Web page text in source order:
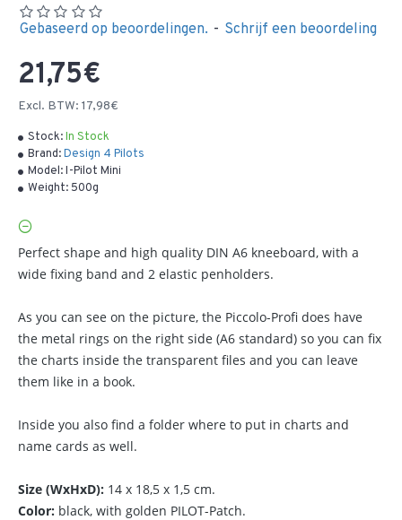
Stock:In Stock
Brand:Design 4 Pilots
Model:I-Pilot Mini
Weight: 500g
Gebaseerd op beoordelingen. - Schrijf een beoordeling
21,75€
Excl. BTW: 17,98€
Perfect shape and high quality DIN A6 kneeboard, with a
wide fixing band and 2 elastic penholders.
As you can see on the picture, the Piccolo-Profi does have
the metal rings on the right side (A6 standard) so you can fix
the charts inside the transparent files and you can leave
them like in a book.
Inside you also find a folder where to put in charts and
name cards as well.
Size (WxHxD): 14 x 18,5 x 1,5 cm.
Color: black, with golden PILOT-Patch.